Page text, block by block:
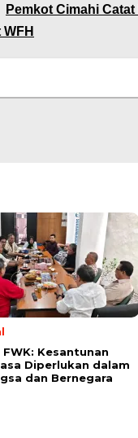
Pemkot Cimahi
FWK: Kesantunan
Diperlukan dalam
dan Bernegara